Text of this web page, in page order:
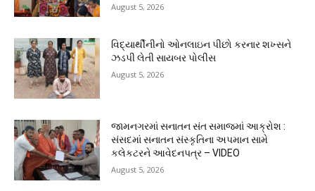
August 5, 2026
વિદ્યાર્થીનીનો ઓનલાઇન પીછો કરનાર શખ્સને
ઝડપી લેતી સાયબર પોલીસ
August 5, 2026
જામનગરમાં સનાતન સંત સમાજમાં આક્રોશ :
સંસદમાં સનાતન સંસ્કૃતિના અપમાન સામે
કલેકટરને આવેદનપત્ર – VIDEO
August 5, 2026